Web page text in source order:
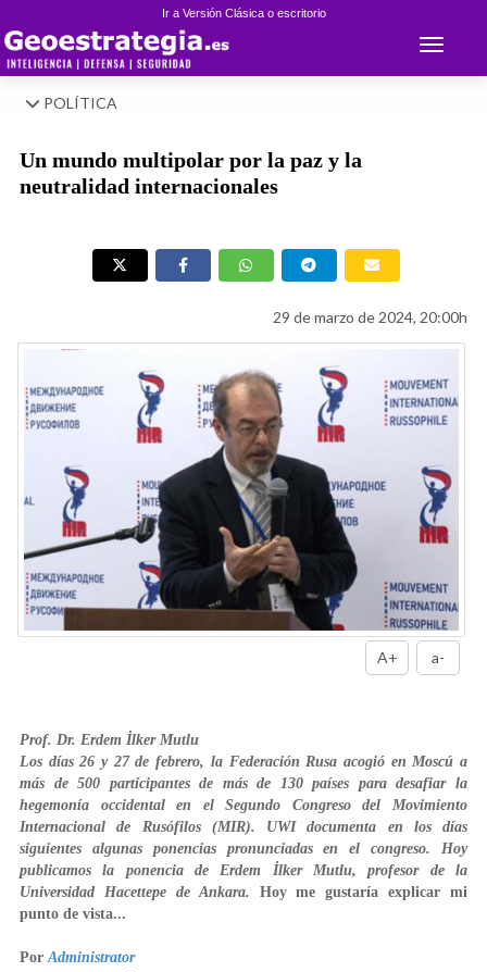
Ir a Versión Clásica o escritorio
Toggle
POLÍTICA
Un mundo multipolar por la paz y la
neutralidad internacionales
29 de marzo de 2024, 20:00h
A+ a-
Prof. Dr. Erdem İlker Mutlu
Los días 26 y 27 de febrero, la Federación Rusa acogió en Moscú a
más de 500 participantes de más de 130 países para desafiar la
hegemonía occidental en el Segundo Congreso del Movimiento
Internacional de Rusófilos (MIR). UWI documenta en los días
siguientes algunas ponencias pronunciadas en el congreso. Hoy
publicamos la ponencia de Erdem İlker Mutlu, profesor de la
Universidad Hacettepe de Ankara. Hoy me gustaría explicar mi
punto de vista...
Por Administrator